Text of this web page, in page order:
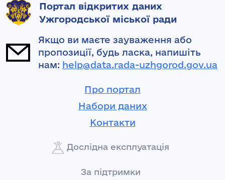
Портал відкритих даних
Ужгородської міської ради
Якщо ви маєте зауваження або
пропозиції, будь ласка, напишіть
нам: help@data.rada-uzhgorod.gov.ua
Про портал
Набори даних
Контакти
Дослідна експлуатація
За підтримки